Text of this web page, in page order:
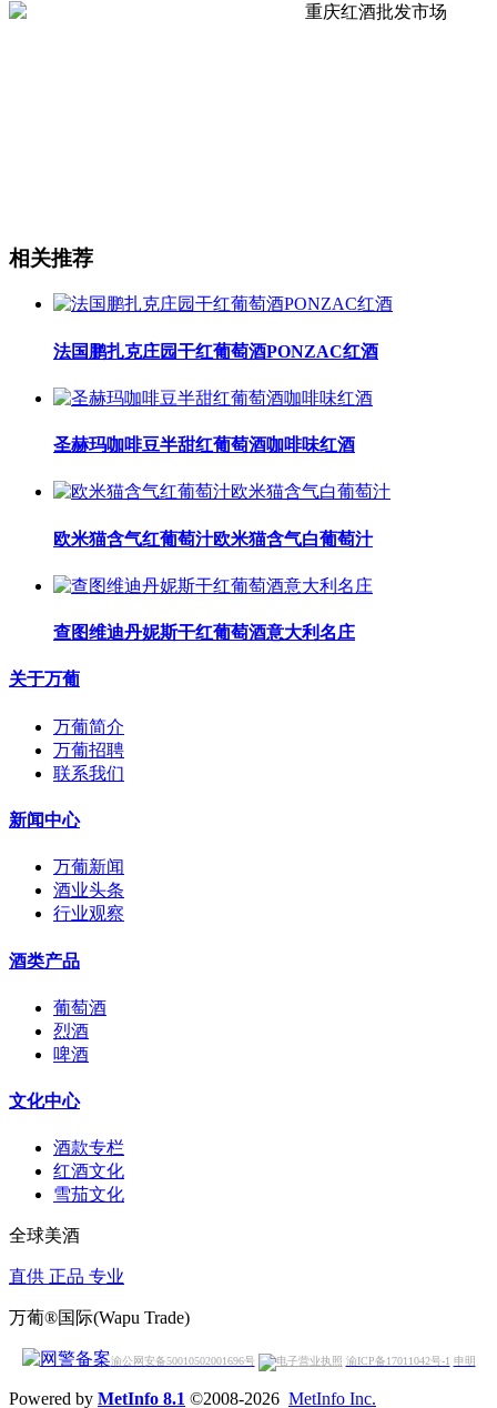
相关推荐
法国鹏扎克庄园干红葡萄酒PONZAC红酒
圣赫玛咖啡豆半甜红葡萄酒咖啡味红酒
​欧米猫含气红葡萄汁​欧米猫含气白葡萄汁
查图维迪丹妮斯干红葡萄酒意大利名庄
关于万葡
万葡简介
万葡招聘
联系我们
新闻中心
万葡新闻
酒业头条
行业观察
酒类产品
葡萄酒
烈酒
啤酒
文化中心
酒款专栏
红酒文化
雪茄文化
全球美酒
直供 正品 专业
万葡®国际(Wapu Trade)
渝公网安备50010502001696号 渝ICP备17011042号-1 申明
Powered by MetInfo 8.1 ©2008-2026 MetInfo Inc.